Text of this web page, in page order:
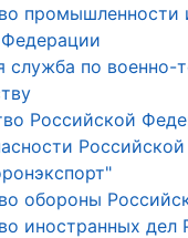
промышленности
служба по военно-
Российской
обороны
иностранных дел